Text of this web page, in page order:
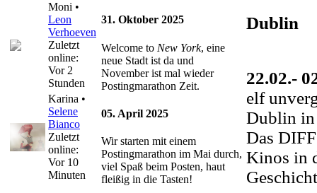
Moni •
Leon
Verhoeven
Zuletzt
online:
Vor 2
Stunden
Karina •
Selene
Bianco
Zuletzt
online:
Vor 10
Minuten
31. Oktober 2025
Welcome to New York, eine
neue Stadt ist da und
November ist mal wieder
Postingmarathon Zeit.
05. April 2025
Wir starten mit einem
Postingmarathon im Mai durch,
viel Spaß beim Posten, haut
fleißig in die Tasten!
Dublin
22.02.-
elf
Dublin in
Das
Kinos in